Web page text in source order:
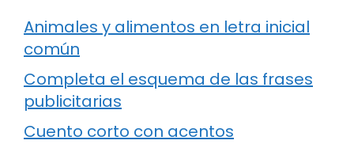
Animales y alimentos en letra inicial
común
Completa el esquema de las frases
publicitarias
Cuento corto con acentos